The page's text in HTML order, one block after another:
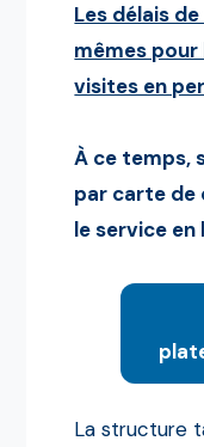
Les délais
mêmes
visites en
À ce temps,
par carte de
le service en
La structure